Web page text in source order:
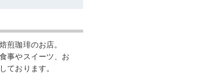
煎珈琲のお店。
事やスイーツ、お
ております。